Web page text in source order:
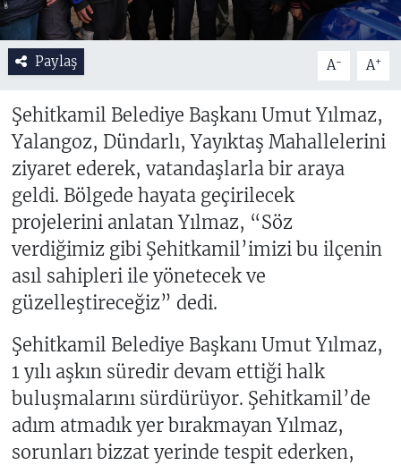
Paylaş A- A+
Şehitkamil Belediye Başkanı Umut Yılmaz,
Yalangoz, Dündarlı, Yayıktaş Mahallelerini
ziyaret ederek, vatandaşlarla bir araya
geldi. Bölgede hayata geçirilecek
projelerini anlatan Yılmaz, “Söz
verdiğimiz gibi Şehitkamil’imizi bu ilçenin
asıl sahipleri ile yönetecek ve
güzelleştireceğiz” dedi.
Şehitkamil Belediye Başkanı Umut Yılmaz,
1 yılı aşkın süredir devam ettiği halk
buluşmalarını sürdürüyor. Şehitkamil’de
adım atmadık yer bırakmayan Yılmaz,
sorunları bizzat yerinde tespit ederken,